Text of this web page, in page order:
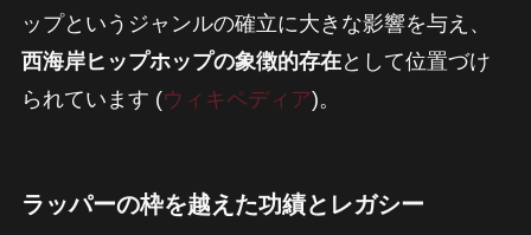
ップというジャンルの確立に大きな影響を与え、
西海岸ヒップホップの象徴的存在として位置づけ
られています (ウィキペディア)。
ラッパーの枠を越えた功績とレガシー